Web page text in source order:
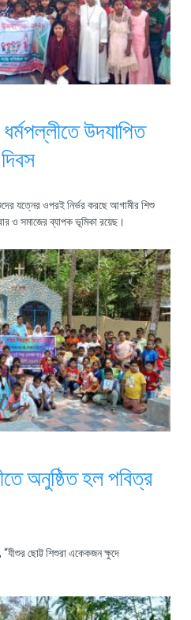
উদযাপিত
যত্নের ওপরই নির্ভর করছে আগামীর শিশু
ও সমাজের ব্যাপক ভূমিকা রয়েছ।
অনুষ্ঠিত হল পবিত্র
ছোট্ট শিশুরা একেকজন ক্ষুদে